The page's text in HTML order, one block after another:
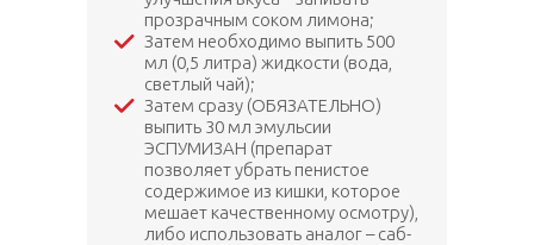
прозрачным соком лимона;
Затем необходимо выпить 500
мл (0,5 литра) жидкости (вода,
светлый чай);
Затем сразу (ОБЯЗАТЕЛЬНО)
выпить 30 мл эмульсии
ЭСПУМИЗАН (препарат
позволяет убрать пенистое
содержимое из кишки, которое
мешает качественному осмотру),
либо использовать аналог – саб-